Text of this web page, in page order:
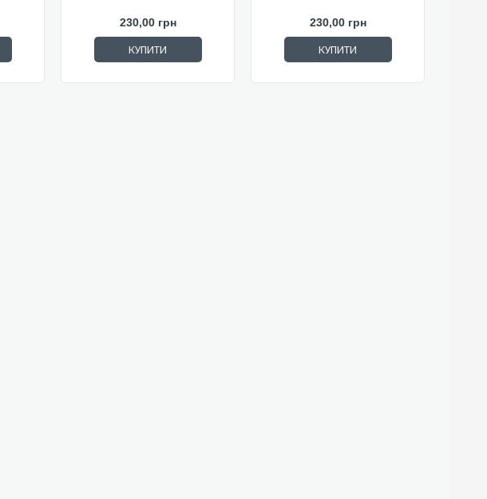
230,00 грн
КУПИТИ
230,00 грн
КУПИТИ